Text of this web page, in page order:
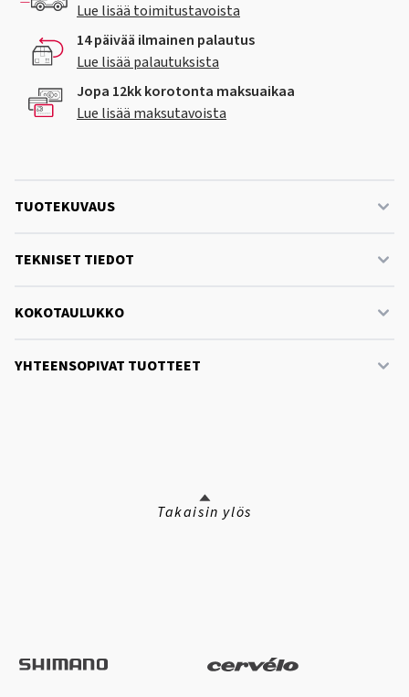
Lue lisää toimitustavoista
14 päivää ilmainen palautus
Lue lisää palautuksista
Jopa 12kk korotonta maksuaikaa
Lue lisää maksutavoista
TUOTEKUVAUS
TEKNISET TIEDOT
KOKOTAULUKKO
YHTEENSOPIVAT TUOTTEET
Takaisin ylös